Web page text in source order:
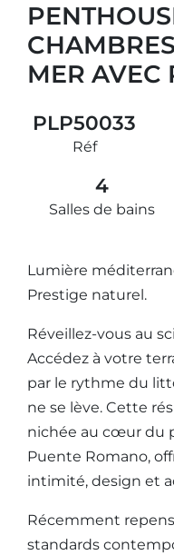
MER AVEC
PLP50033
Réf
4
Salles de bains
Lumière
Prestige naturel.
Réveillez-vous au
Accédez à votre
par le rythme du
ne se lève. Cette
nichée au cœur du
Puente Romano,
intimité, design et
Récemment
standards